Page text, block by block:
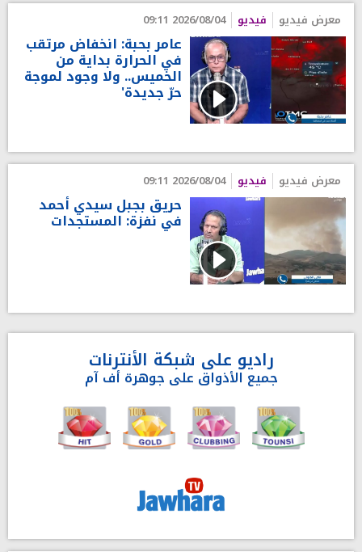
معرض فيديو فيديو 2026/08/04 09:11
عامر بحبة: انخفاض مرتقب
في الحرارة بداية من
الخميس.. ولا وجود لموجة
حرّ جديدة'
معرض فيديو فيديو 2026/08/04 09:11
حريق بجبل سيدي أحمد
في نفزة: المستجدات
راديو على شبكة الأنترنات
جميع الأذواق على جوهرة أف آم